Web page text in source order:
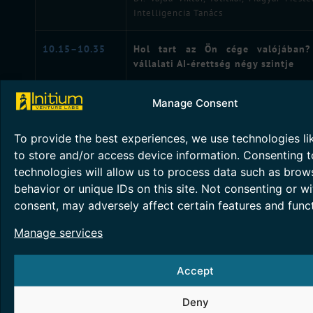
Manage Consent
To provide the best experiences, we use technologies
to store and/or access device information. Consenting
technologies will allow us to process data such as
behavior or unique IDs on this site. Not consenting or
consent, may adversely affect certain features and
Manage services
Accept
Deny
Intelligencia Tanács
10.15–10.35
Hol tart az Ön cége
vállalati AI-érettség négy szintje
Varga Botond – AI és Innovációs
SERCO Informatika Zrt.
10.35–10.50 Kávészünet
10.50–11.10
Az automatizálás vége, az
kezdete
területén 2035-re?